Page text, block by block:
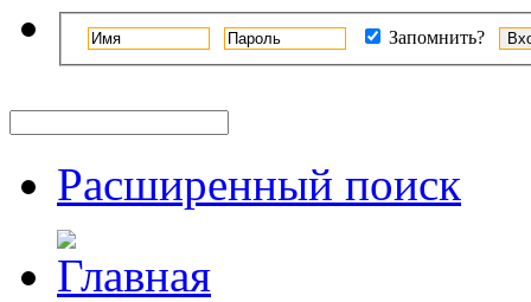
Запомнить?
Расширенный поиск